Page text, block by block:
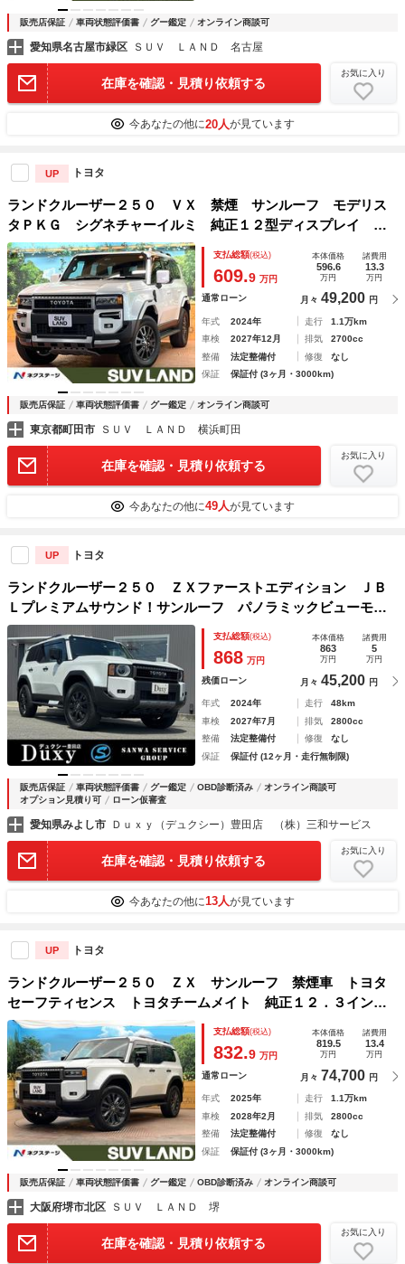
販売店保証 車両状態評価書 グー鑑定 オンライン商談可
愛知県名古屋市緑区 ＳＵＶ ＬＡＮＤ 名古屋
在庫を確認・見積り依頼する
お気に入り
今あなたの他に20人が見ています
UP トヨタ
ランドクルーザー２５０ ＶＸ 禁煙 サンルーフ モデリス
タＰＫＧ シグネチャーイルミ 純正１２型ディスプレイ 全
周囲カメラ チームメイト ブラインドスポットモニター レ
ーダークルーズ デジタルミラー 電動リアゲート ＥＴＣ
支払総額(税込)
609.9 万円
本体価格
596.6
万円
諸費用
13.3
万円
通常ローン 月々 49,200 円
年式 2024年 走行
1.1万km
車検
2027年12月 排気
2700cc
整備
法定整備付 修復
なし
保証
保証付 (3ヶ月・3000km)
販売店保証 車両状態評価書 グー鑑定 オンライン商談可
東京都町田市 ＳＵＶ ＬＡＮＤ 横浜町田
在庫を確認・見積り依頼する
お気に入り
今あなたの他に49人が見ています
UP トヨタ
ランドクルーザー２５０ ＺＸファーストエディション ＪＢ
Ｌプレミアムサウンド！サンルーフ パノラミックビューモニ
ター ブラインドスポットモニタ ヘッドアップディスプレ
イ 丸目ＬＥＤヘッドライト ＡＣ１００Ｖ ＥＴＣ２．０
純正ナビ ブラックレザーシート
支払総額(税込)
868 万円
本体価格
863
万円
諸費用
5
万円
残価ローン 月々 45,200 円
年式 2024年 走行
48km
車検
2027年7月 排気
2800cc
整備
法定整備付 修復
なし
保証
保証付 (12ヶ月・走行無制限)
販売店保証 車両状態評価書 グー鑑定 OBD診断済み
オンライン商談可
オプション見積り可
ローン仮審査
愛知県みよし市 Ｄｕｘｙ（デュクシー）豊田店 （株）三和サービス
在庫を確認・見積り依頼する
お気に入り
今あなたの他に13人が見ています
UP トヨタ
ランドクルーザー２５０ ＺＸ サンルーフ 禁煙車 トヨタ
セーフティセンス トヨタチームメイト 純正１２．３インチ
ナビ パノラミックビューモニター ブラインドスポットモニ
ター ＪＢＬサウンドシステム ワイヤレス充電 パワーバッ
クドア
支払総額(税込)
832.9 万円
本体価格
819.5
万円
諸費用
13.4
万円
通常ローン 月々 74,700 円
年式 2025年 走行
1.1万km
車検
2028年2月 排気
2800cc
整備
法定整備付 修復
なし
保証
保証付 (3ヶ月・3000km)
販売店保証 車両状態評価書 グー鑑定 OBD診断済み オンライン商談可
大阪府堺市北区 ＳＵＶ ＬＡＮＤ 堺
在庫を確認・見積り依頼する
お気に入り